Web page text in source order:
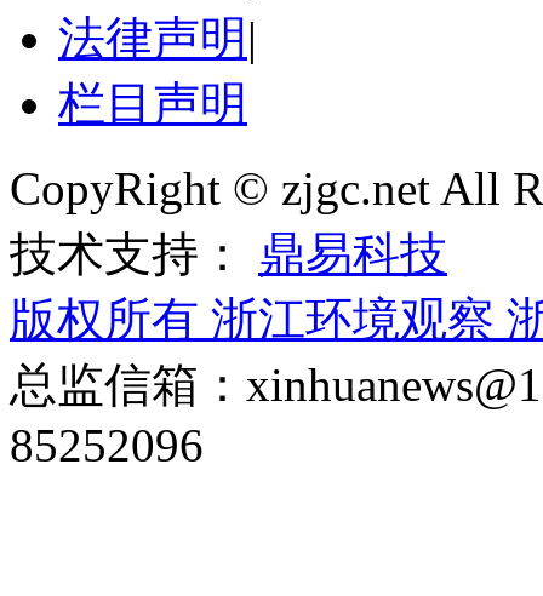
法律声明 |
栏目声明
CopyRight © zjgc.net All
技术支持： 鼎易科技
版权所有 浙江环境观察
总监信箱：
85252096